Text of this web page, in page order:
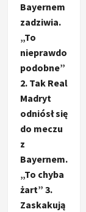
Bayernem
zadziwia.
„To
nieprawdo
podobne”
2. Tak Real
Madryt
odniósł się
do meczu
z
Bayernem.
„To chyba
żart” 3.
Zaskakują